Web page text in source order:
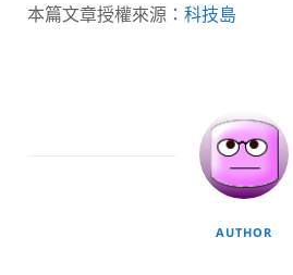
本篇文章授權來源： 科技島
AUTHOR